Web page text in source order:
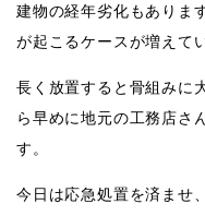
建物の経年劣化もありま
が起こるケースが増えて
長く放置すると骨組みに
ら早めに地元の工務店さ
す。
今日は応急処置を済ませ